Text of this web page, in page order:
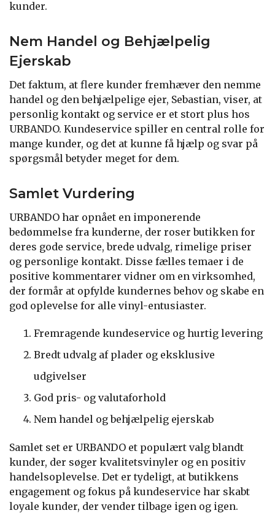
kunder.
Nem Handel og Behjælpelig
Ejerskab
Det faktum, at flere kunder fremhæver den nemme
handel og den behjælpelige ejer, Sebastian, viser, at
personlig kontakt og service er et stort plus hos
URBANDO. Kundeservice spiller en central rolle for
mange kunder, og det at kunne få hjælp og svar på
spørgsmål betyder meget for dem.
Samlet Vurdering
URBANDO har opnået en imponerende
bedømmelse fra kunderne, der roser butikken for
deres gode service, brede udvalg, rimelige priser
og personlige kontakt. Disse fælles temaer i de
positive kommentarer vidner om en virksomhed,
der formår at opfylde kundernes behov og skabe en
god oplevelse for alle vinyl-entusiaster.
Fremragende kundeservice og hurtig levering
Bredt udvalg af plader og eksklusive
udgivelser
God pris- og valutaforhold
Nem handel og behjælpelig ejerskab
Samlet set er URBANDO et populært valg blandt
kunder, der søger kvalitetsvinyler og en positiv
handelsoplevelse. Det er tydeligt, at butikkens
engagement og fokus på kundeservice har skabt
loyale kunder, der vender tilbage igen og igen.